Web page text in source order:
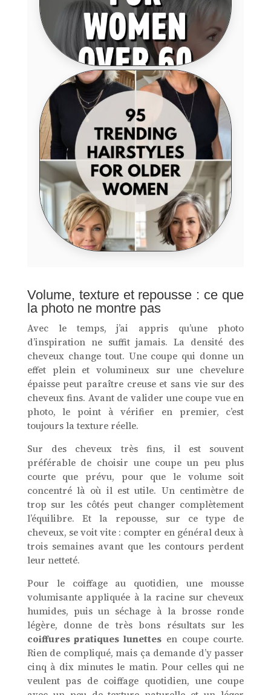
Volume, texture et repousse : ce que
la photo ne montre pas
Avec le temps, j’ai appris qu’une photo
d’inspiration ne suffit jamais. La densité des
cheveux change tout. Une coupe qui donne un
effet plein et volumineux sur une chevelure
épaisse peut paraître creuse et sans vie sur des
cheveux fins. Avant de valider une coupe vue en
photo, le point à vérifier en premier, c’est
toujours la texture réelle.
Sur des cheveux très fins, il est souvent
préférable de choisir une coupe un peu plus
courte que prévu, pour que le volume soit
concentré là où il est utile. Un centimètre de
trop sur les côtés peut changer complètement
l’équilibre. Et la repousse, sur ce type de
cheveux, se voit vite : compter en général deux à
trois semaines avant que les contours perdent
leur netteté.
Pour le coiffage au quotidien, une mousse
volumisante appliquée à la racine sur cheveux
humides, puis un séchage à la brosse ronde
légère, donne de très bons résultats sur les
coiffures pratiques lunettes en coupe courte.
Rien de compliqué, mais ça demande d’y passer
cinq à dix minutes le matin. Pour celles qui ne
veulent pas de coiffage quotidien, une coupe